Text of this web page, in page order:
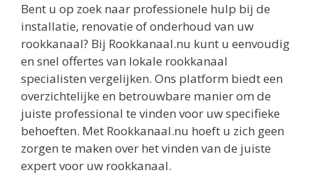
Bent u op zoek naar professionele hulp bij de
installatie, renovatie of onderhoud van uw
rookkanaal? Bij Rookkanaal.nu kunt u eenvoudig
en snel offertes van lokale rookkanaal
specialisten vergelijken. Ons platform biedt een
overzichtelijke en betrouwbare manier om de
juiste professional te vinden voor uw specifieke
behoeften. Met Rookkanaal.nu hoeft u zich geen
zorgen te maken over het vinden van de juiste
expert voor uw rookkanaal.